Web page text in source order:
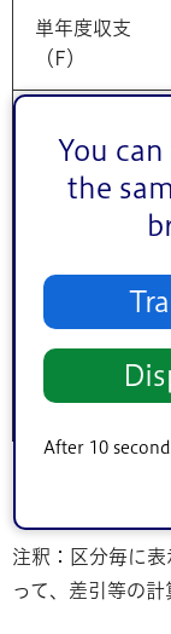
You
the
After 10
単年度収支
（F）
積立金（G）
実質単年度収
支（I）
（F）+（G）
-（H）
注釈：区分毎に
って、差引等の計